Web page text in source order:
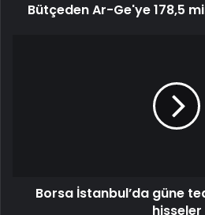
Bütçeden Ar-Ge'ye 178,5
Borsa İstanbul’da güne
hisseler